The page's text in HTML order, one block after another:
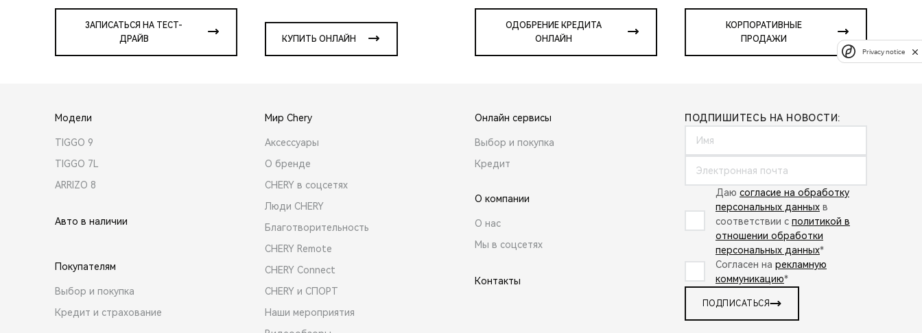
ЗАПИСАТЬСЯ НА ТЕСТ-
ДРАЙВ
КУПИТЬ ОНЛАЙН
ОДОБРЕНИЕ КРЕДИТА
ОНЛАЙН
КОРПОРАТИВНЫЕ
ПРОДАЖИ
Модели
TIGGO 9
TIGGO 7L
ARRIZO 8
Авто в наличии
Покупателям
Выбор и покупка
Кредит и страхование
Мир Chery
Аксессуары
О бренде
CHERY в соцсетях
Люди CHERY
Благотворительность
CHERY Remote
CHERY Connect
CHERY и СПОРТ
Наши мероприятия
Онлайн сервисы
Выбор и покупка
Кредит
О компании
О нас
Мы в соцсетях
Контакты
ПОДПИШИТЕСЬ НА НОВОСТИ:
Даю согласие на обработку
персональных данных в
соответствии с политикой в
отношении обработки
персональных данных*
Согласен на рекламную
коммуникацию*
ПОДПИСАТЬСЯ
Privacy notice